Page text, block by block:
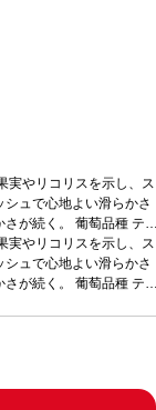
実やリコリスを示し、ス
ュで心地よい滑らかさ
が続く。 葡萄品種 テ
あり価格が同様の場合
さい。
実やリコリスを示し、ス
ュで心地よい滑らかさ
が続く。 葡萄品種 テ